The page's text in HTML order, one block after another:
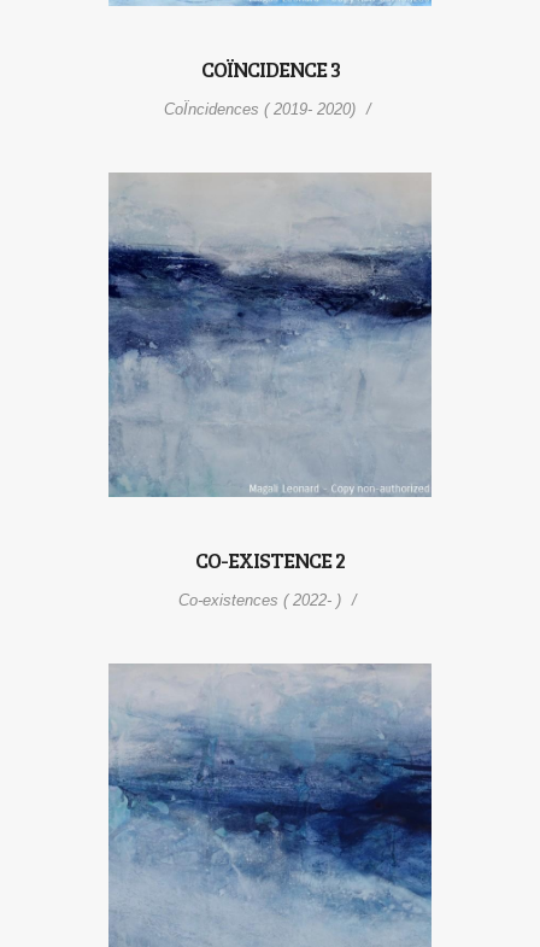
COÏNCIDENCE 3
CoÏncidences ( 2019- 2020)
CO-EXISTENCE 2
Co-existences ( 2022- )